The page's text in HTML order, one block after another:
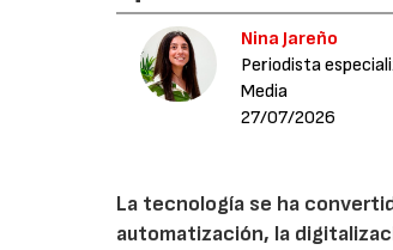
Nina Jareño
Periodista
Media
27/07/2026
La tecnología se ha
automatización, la